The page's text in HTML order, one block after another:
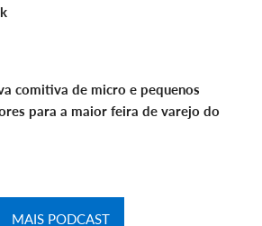
comitiva de micro e pequenos
para a maior feira de varejo do
MAIS PODCAST